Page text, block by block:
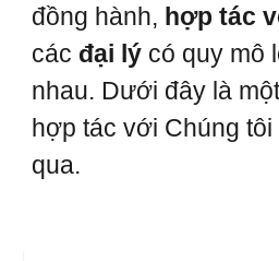
đồng hành, hợp tác
các đại lý có quy mô
nhau. Dưới đây là
hợp tác với Chúng
qua.